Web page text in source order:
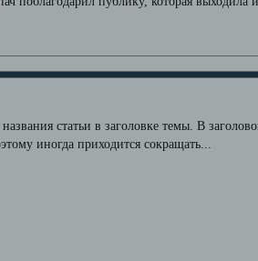
статьи в заголовке темы. В
иногда приходится сокращать...